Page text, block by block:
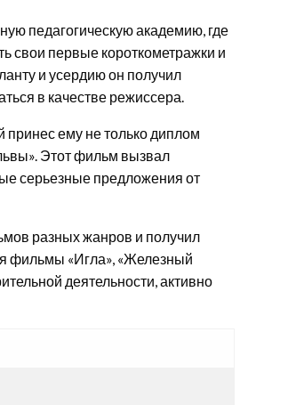
педагогическую академию, где
свои первые короткометражки и
и усердию он получил
в качестве режиссера.
ему не только диплом
Этот фильм вызвал
серьезные предложения от
разных жанров и получил
фильмы «Игла», «Железный
деятельности, активно